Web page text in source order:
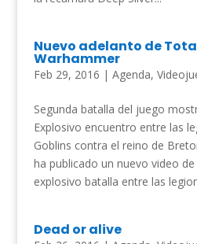
Nuevo adelanto de
Warhammer
Feb 29, 2016 | Agenda,
Segunda batalla del juego
Explosivo encuentro entre las
Goblins contra el reino de
ha publicado un nuevo video
explosivo batalla entre las
Dead or alive